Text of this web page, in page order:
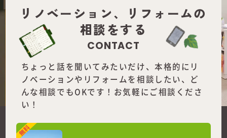
リノベーション、
リフォームの
相談をする
CONTACT
ちょっと話を聞いてみたいだけ、本格的にリ
ノベーションやリフォームを相談したい、ど
んな相談でもOKです！お気軽にご相談くださ
い！